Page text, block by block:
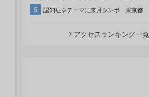
5 認知症をテーマに来月シンポ 東京都
アクセスランキング一覧